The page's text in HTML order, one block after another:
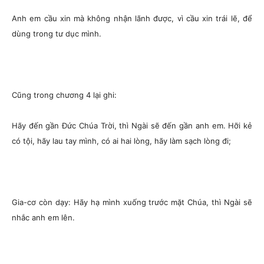
Anh em cầu xin mà không nhận lãnh được, vì cầu xin trái lẽ, để
dùng trong tư dục mình.
Cũng trong chương 4 lại ghi:
Hãy đến gần Đức Chúa Trời, thì Ngài sẽ đến gần anh em. Hỡi kẻ
có tội, hãy lau tay mình, có ai hai lòng, hãy làm sạch lòng đi;
Gia-cơ còn dạy: Hãy hạ mình xuống trước mặt Chúa, thì Ngài sẽ
nhắc anh em lên.